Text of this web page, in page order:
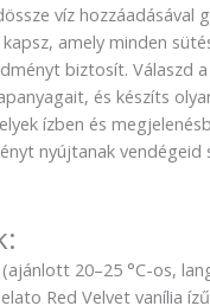
víz hozzáadásával
amely minden
biztosít. Válaszd
és készíts
ízben és
nyújtanak vendégeid
20–25 °C-os,
Red Velvet vanília